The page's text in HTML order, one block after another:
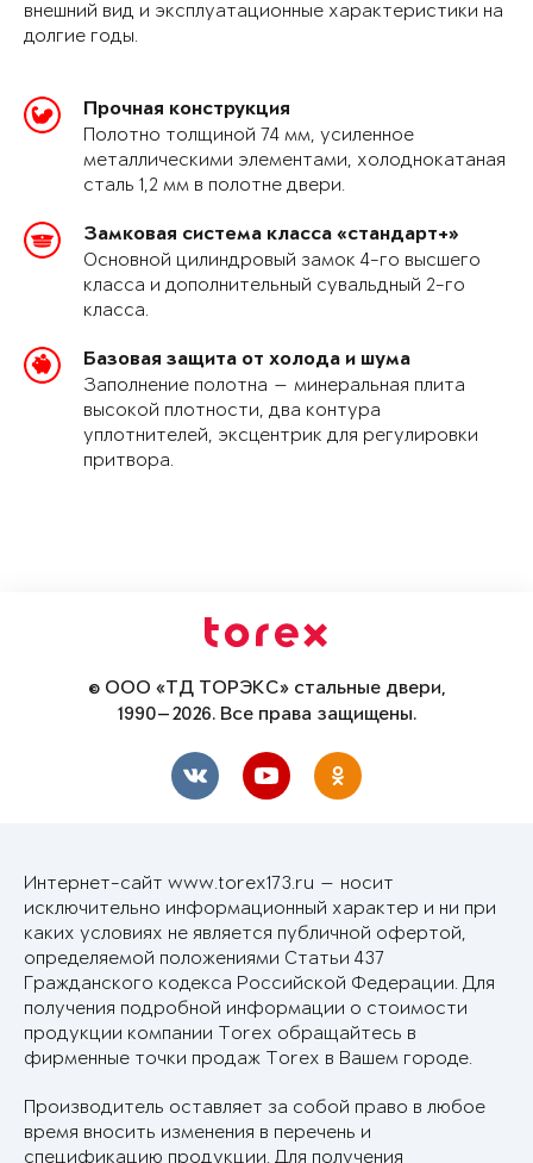
внешний вид и эксплуатационные характеристики на
долгие годы.
Прочная конструкция
Полотно толщиной 74 мм, усиленное
металлическими элементами, холоднокатаная
сталь 1,2 мм в полотне двери.
Замковая система класса «стандарт+»
Основной цилиндровый замок 4-го высшего
класса и дополнительный сувальдный 2-го
класса.
Базовая защита от холода и шума
Заполнение полотна — минеральная плита
высокой плотности, два контура
уплотнителей, эксцентрик для регулировки
притвора.
© ООО «ТД ТОРЭКС» стальные двери,
1990—2026. Все права защищены.
Интернет-сайт www.torex173.ru — носит
исключительно информационный характер и ни при
каких условиях не является публичной офертой,
определяемой положениями Статьи 437
Гражданского кодекса Российской Федерации. Для
получения подробной информации о стоимости
продукции компании Torex обращайтесь в
фирменные точки продаж Torex в Вашем городе.
Производитель оставляет за собой право в любое
время вносить изменения в перечень и
спецификацию продукции. Для получения